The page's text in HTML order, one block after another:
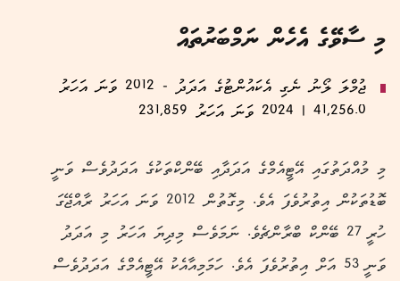
މި ސާވޭގެ އެހެން ނަމްބަރުތައް
ޖުމްލަ ލޯނު ނެގި އެކައުންޓުގެ އަދަދު - 2012 ވަނަ އަހަރު
41,256.0 | 2024 ވަނަ އަހަރު 231,859
މި މުއްދަތުގައި އޭޓީއެމްގެ އަދަދާއި ބޭންކްތަކުގެ އަދަދުވެސް ވަނީ
ބޮޑުތަކުން އިތުރުވެފަ އެވެ. މިގޮތުން 2012 ވަނަ އަހަރު ރާއްޖޭގަ
ހުރީ 27 ބޭންކް ބްރާންޗެވެ. ނަމަވެސް މިދިޔަ އަހަރު މި އަދަދު
ވަނީ 53 އަށް އިތުރުވެފަ އެވެ. ހަމަމިއާއެކު އޭޓީއެމްގެ އަދަދުވެސް